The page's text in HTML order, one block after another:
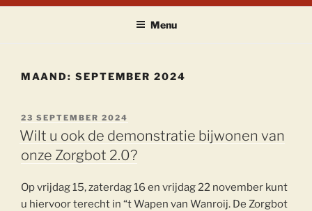
Menu
MAAND: SEPTEMBER 2024
GEPLAATST
OP
23 SEPTEMBER 2024
Wilt u ook de demonstratie bijwonen van
onze Zorgbot 2.0?
Op vrijdag 15, zaterdag 16 en vrijdag 22 november kunt
u hiervoor terecht in “t Wapen van Wanroij. De Zorgbot